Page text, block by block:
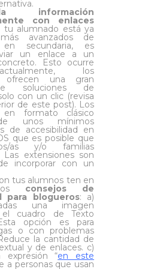
información
con enlaces
tu alumnado está ya
avanzados de
secundaria, es
un enlace a un
Esto ocurre
los
ofrecen una gran
soluciones de
con un clic (revisa
de este post). Los
en formato clásico
unos mínimos
de accesibilidad en
que es posible que
as y/o familias
Las extensiones son
incorporar con un
tus alumnos ten en
consejos de
para blogueros: a)
una imagen
el cuadro de Texto
opción es para
o con problemas
la cantidad de
y de enlaces. c)
expresión “en este
a personas que usan